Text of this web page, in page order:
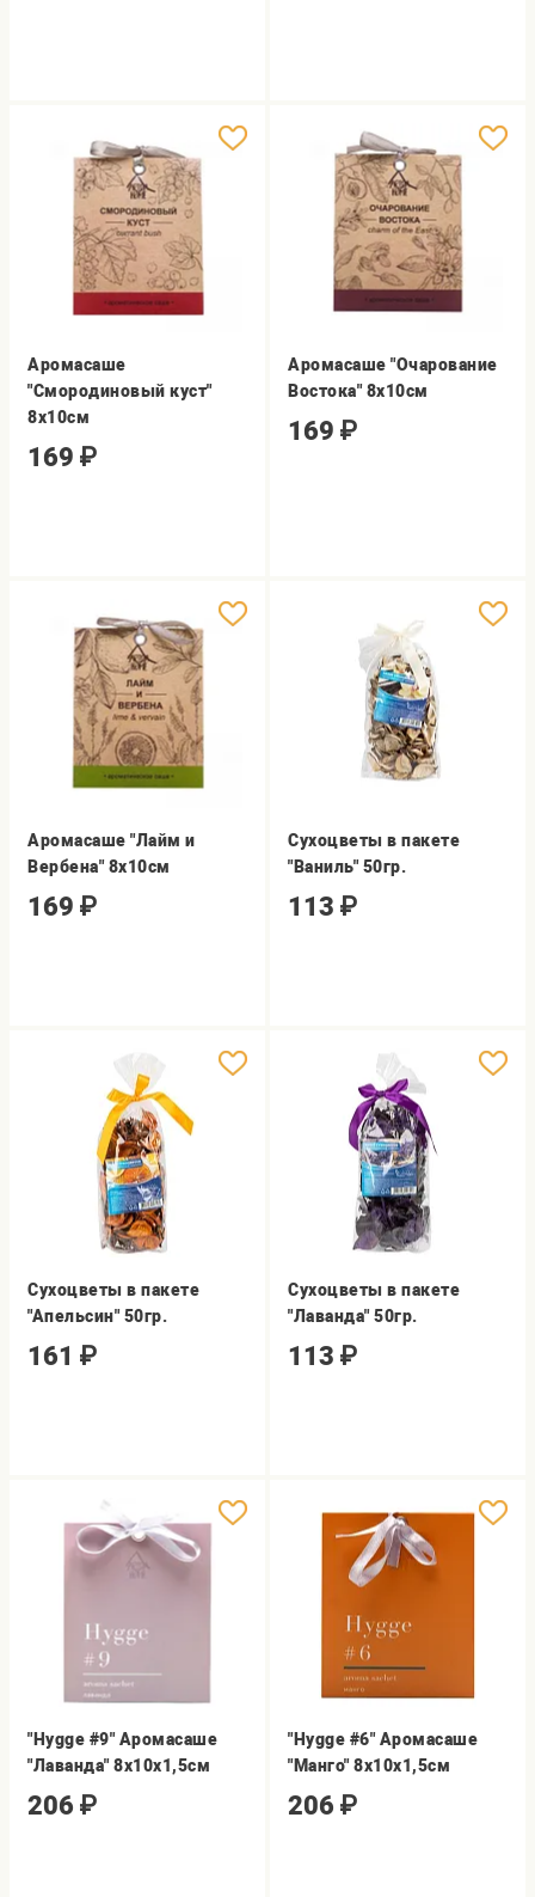
Аромасаше
"Смородиновый куст"
8х10см
169 ₽
Аромасаше "Очарование
Востока" 8х10см
169 ₽
Аромасаше "Лайм и
Вербена" 8х10см
169 ₽
Сухоцветы в пакете
"Ваниль" 50гр.
113 ₽
Сухоцветы в пакете
"Апельсин" 50гр.
161 ₽
Сухоцветы в пакете
"Лаванда" 50гр.
113 ₽
"Hygge #9" Аромасаше
"Лаванда" 8х10х1,5см
206 ₽
"Hygge #6" Аромасаше
"Манго" 8х10х1,5см
206 ₽